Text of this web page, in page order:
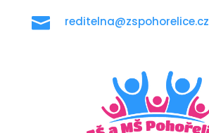
 reditelna@zspohorelice.cz